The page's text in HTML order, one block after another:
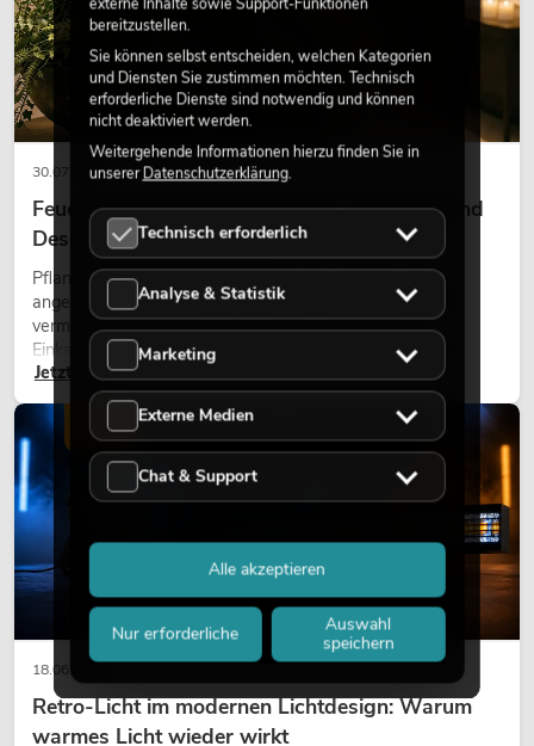
30.07.2026
Feuerhemmende Kunstpflanzen: Sicherheit und
Design perfekt kombiniert
Pflanzen machen Räume lebendig. Sie schaffen eine
angenehme Atmosphäre, verbessern das Ambiente und
vermitteln Natürlichkeit. Ob in Hotels, Restaurants,
Einkaufszentren, Bürogebäuden oder auf Messeständen:
eine hochwertige Begrünung gehört heute längst zum
modernen Raumkonzept.
Jetzt lesen
18.06.2026
Retro-Licht im modernen Lichtdesign: Warum
warmes Licht wieder wirkt
LICHT
bereitzustellen.
Sie können selbst entscheiden, welchen Kategorien
und Diensten Sie zustimmen möchten. Technisch
erforderliche Dienste sind notwendig und können
nicht deaktiviert werden.
Weitergehende Informationen hierzu finden Sie in
unsererDatenschutzerklärung.
Technisch erforderlich
Analyse & Statistik
Marketing
Externe Medien
Chat & Support
Nur erforderliche
Auswahl
speichern
Alle akzeptieren